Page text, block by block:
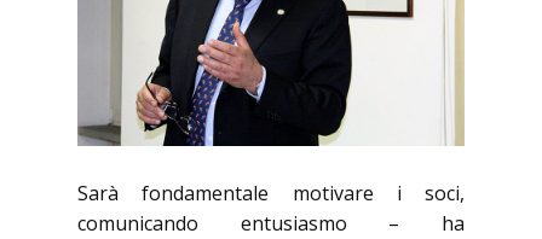
Sarà fondamentale motivare i soci,
comunicando entusiasmo – ha